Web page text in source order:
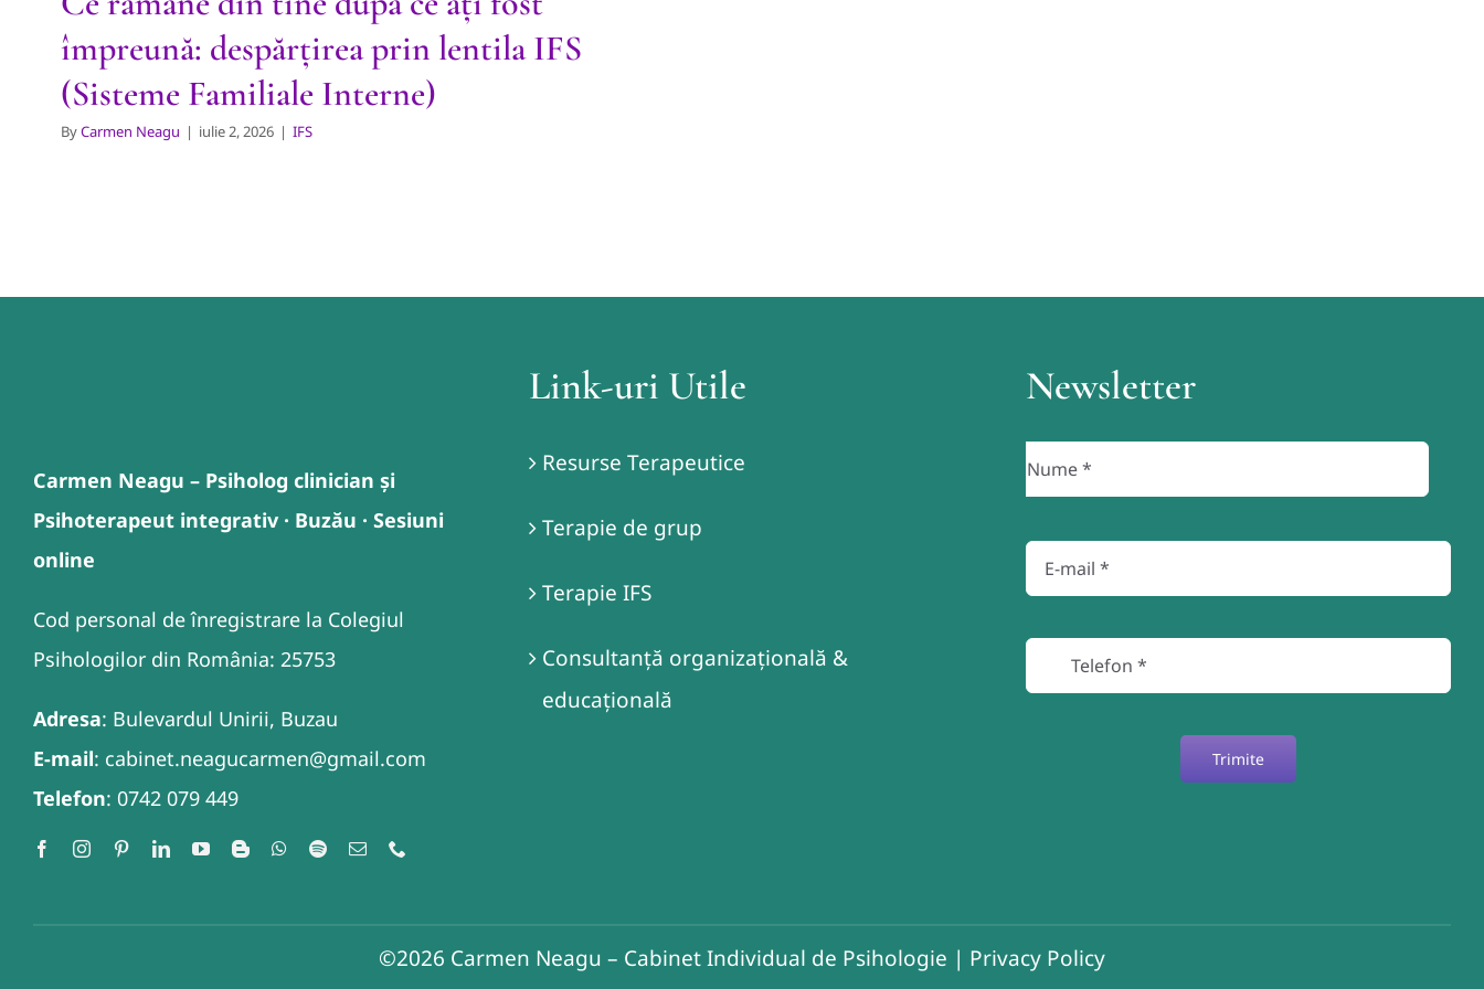
împreună: despărțirea prin lentila IFS
(Sisteme Familiale Interne)
ByCarmen Neagu | iulie 2, 2026 | IFS
Carmen Neagu – Psiholog clinician și
Psihoterapeut integrativ · Buzău · Sesiuni
online
Cod personal de înregistrare la Colegiul
Psihologilor din România: 25753
Adresa: Bulevardul Unirii, Buzau
E-mail: cabinet.neagucarmen@gmail.com
Telefon: 0742 079 449
Link-uri Utile
Resurse Terapeutice
Terapie de grup
Terapie IFS
Consultanță organizațională &
educațională
Newsletter
Trimite
©2026 Carmen Neagu – Cabinet Individual de Psihologie | Privacy Policy